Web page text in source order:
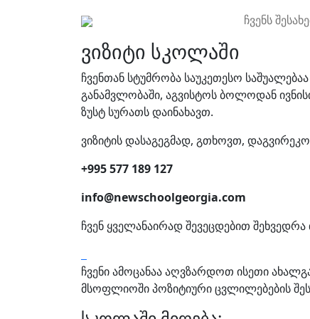
ჩვენს
ვიზიტი სკოლაში
ჩვენთან სტუმრობა საუკეთესო
განამვლობაში, აგვისტოს ბოლოდან
ზუსტ სურათს დაინახავთ.
ვიზიტის დასაგეგმად, გთხოვთ,
+995 577 189 127
info@newschoolgeorgia.com
ჩვენ ყველანაირად შევეცდებით
ჩვენი ამოცანაა აღვზარდოთ ისეთი
მსოფლიოში პოზიტიური ცვლილებების